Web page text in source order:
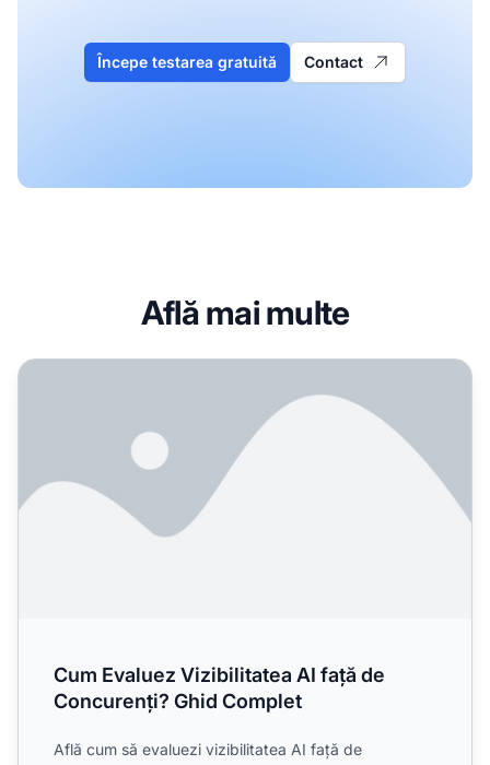
Începe testarea gratuită Contact
Află mai multe
Cum Evaluez Vizibilitatea AI față de Concurenți? Ghid
Cum Evaluez Vizibilitatea AI față de
Concurenți? Ghid Complet
Află cum să evaluezi vizibilitatea AI față de